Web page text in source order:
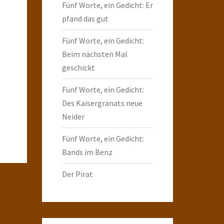
Fünf Worte, ein Gedicht: Er
pfand das gut
Fünf Worte, ein Gedicht:
Beim nächsten Mal
geschickt
Fünf Worte, ein Gedicht:
Des Kaisergranats neue
Neider
Fünf Worte, ein Gedicht:
Bands im Benz
Der Pirat